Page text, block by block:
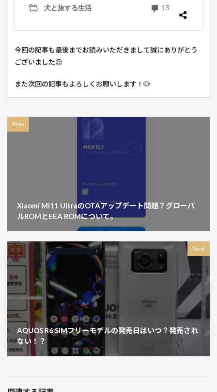
今回の記事も最後までお読みいただきまして誠にありがとう
ございました😊
また次回の記事もよろしくお願いします！🐶
Prev
Xiaomi Mi11 UltraのOTAアップデート問題？グローバ
ルROMとEEA ROMについて。
Next
AQUOS R6 SIMフリーモデルの発売日はいつ？発売され
ない！？